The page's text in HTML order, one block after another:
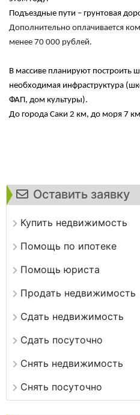
Оставить заявку
Купить недвижимость
Помощь по ипотеке
Помощь юриста
Продать недвижимость
Сдать недвижимость
Сдать посуточно
Снять недвижимость
Снять посуточно
Подъездные пути – грунтовая
Дополнительно оплачивается
менее 70 000 рублей.
В массиве планируют построить
необходимая инфраструктура
ФАП, дом культуры).
До города Саки 2 км, до моря 7